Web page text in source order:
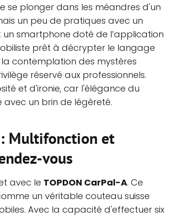
se plonger dans les méandres d'un
un peu de pratiques avec un
smartphone doté de l’application
prêt à décrypter le langage
la contemplation des mystères
réservé aux professionnels.
et d'ironie, car l'élégance du
un brin de légèreté.
: Multifonction et
vous
avec le TOPDON CarPal-A. Ce
un véritable couteau suisse
Avec la capacité d'effectuer six